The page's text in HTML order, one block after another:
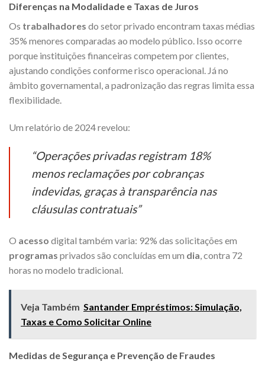
Diferenças na Modalidade e Taxas de Juros
Os trabalhadores do setor privado encontram taxas médias
35% menores comparadas ao modelo público. Isso ocorre
porque instituições financeiras competem por clientes,
ajustando condições conforme risco operacional. Já no
âmbito governamental, a padronização das regras limita essa
flexibilidade.
Um relatório de 2024 revelou:
“Operações privadas registram 18%
menos reclamações por cobranças
indevidas, graças à transparência nas
cláusulas contratuais”
O acesso digital também varia: 92% das solicitações em
programas privados são concluídas em um dia , contra 72
horas no modelo tradicional.
Veja Também Santander Empréstimos: Simulação,
Taxas e Como Solicitar Online
Medidas de Segurança e Prevenção de Fraudes